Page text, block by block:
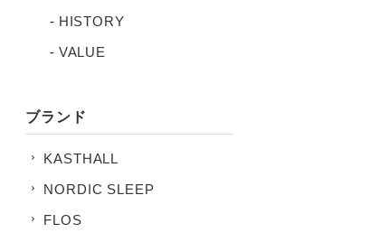
HISTORY
VALUE
ブランド
KASTHALL
NORDIC SLEEP
FLOS